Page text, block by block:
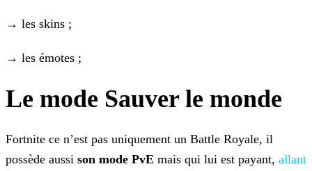
→ les skins ;
→ les émotes ;
Le mode Sauver le monde
Fortnite ce n’est pas uniquement un Battle Royale, il
possède aussi son mode PvE mais qui lui est payant, allant